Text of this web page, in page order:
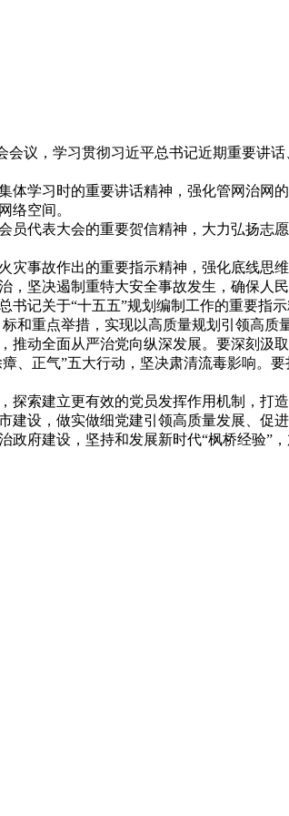
，学习贯彻习近平总书记近期重要讲
学习时的重要讲话精神，强化管网治网
络空间。
代表大会的重要贺信精神，大力弘扬志
事故作出的重要指示精神，强化底线思
坚决遏制重特大安全事故发生，确保人
关于“十五五”规划编制工作的重要指
和重点举措，实现以高质量规划引领高质
动全面从严治党向纵深发展。要深刻汲
、正气”五大行动，坚决肃清流毒影响。
建立更有效的党员发挥作用机制，打
设，做实做细党建引领高质量发展、促
府建设，坚持和发展新时代“枫桥经验”